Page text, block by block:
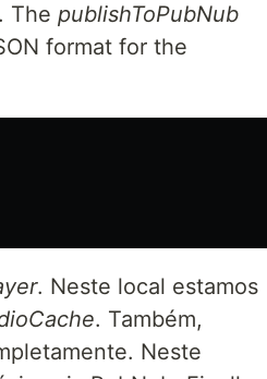
The publishToPubNub
format for the
. Neste local estamos
. Também,
Neste